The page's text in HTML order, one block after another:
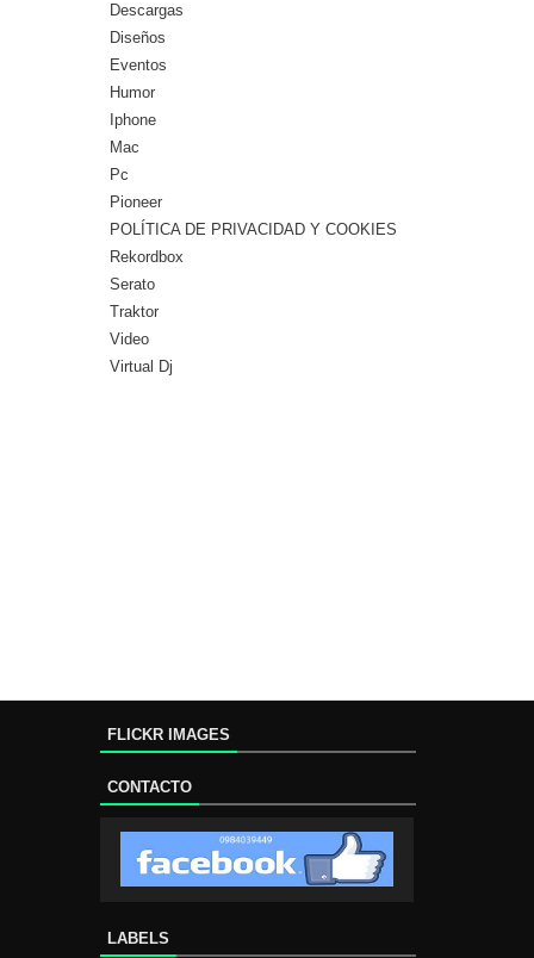
Descargas
Diseños
Eventos
Humor
Iphone
Mac
Pc
Pioneer
POLÍTICA DE PRIVACIDAD Y COOKIES
Rekordbox
Serato
Traktor
Video
Virtual Dj
FLICKR IMAGES
CONTACTO
LABELS